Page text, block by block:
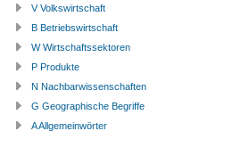
V Volkswirtschaft
B Betriebswirtschaft
W Wirtschaftssektoren
P Produkte
N Nachbarwissenschaften
G Geographische Begriffe
A Allgemeinwörter